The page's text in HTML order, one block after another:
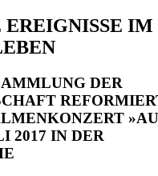
EREIGNISSE IM
DER
2017 IN DER